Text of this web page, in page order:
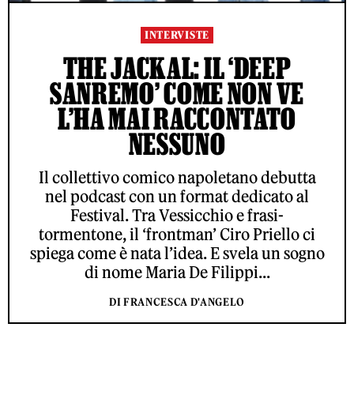
INTERVISTE
THE JACKAL: IL ‘DEEP
SANREMO’ COME NON VE
L’HA MAI RACCONTATO
NESSUNO
Il collettivo comico napoletano debutta
nel podcast con un format dedicato al
Festival. Tra Vessicchio e frasi-
tormentone, il ‘frontman’ Ciro Priello ci
spiega come è nata l’idea. E svela un sogno
di nome Maria De Filippi...
DI FRANCESCA D'ANGELO